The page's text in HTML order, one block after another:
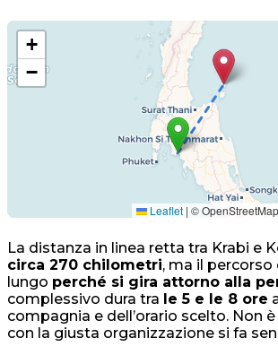
+
−
Leaflet | ©
La distanza in linea retta tra Krabi e
circa 270 chilometri, ma il
lungo perché si gira attorno alla
complessivo dura tra le 5 e le 8 ore
compagnia e dell’orario scelto. Non
con la giusta organizzazione si fa